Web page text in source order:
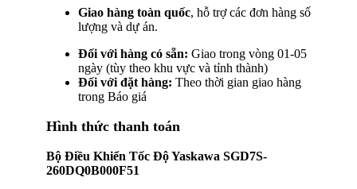
Giao hàng toàn quốc, hỗ trợ các đơn hàng số
lượng và dự án.
Đối với hàng có sẵn: Giao trong vòng 01-05
ngày (tùy theo khu vực và tỉnh thành)
Đối với đặt hàng: Theo thời gian giao hàng
trong Báo giá
Hình thức thanh toán
Bộ Điều Khiển Tốc Độ Yaskawa SGD7S-
260DQ0B000F51